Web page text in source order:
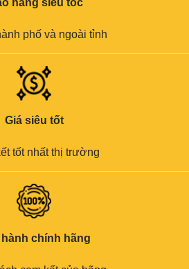
phố và ngoài tỉnh
Giá siêu tốt
tốt nhất thị trường
hành chính hãng